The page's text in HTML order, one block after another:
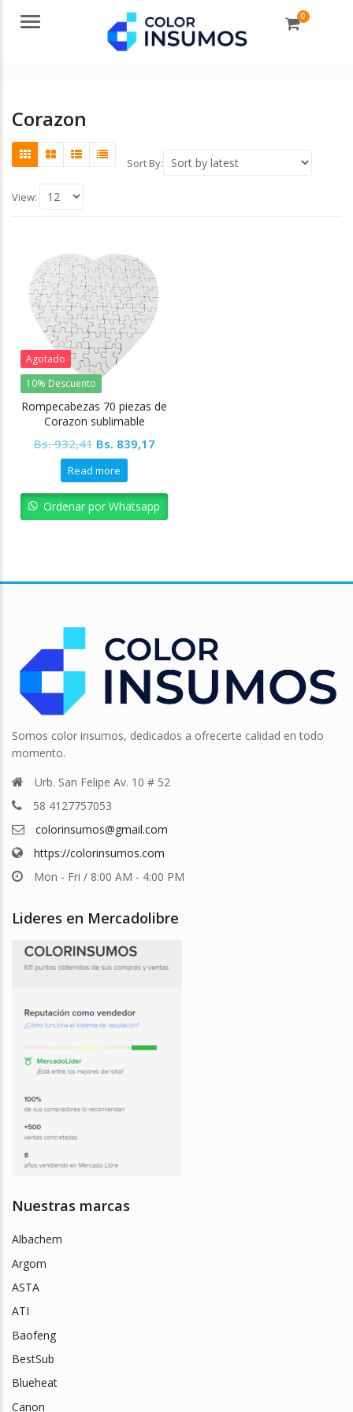
Menu 0
Corazon
Sort By:
View:
Agotado
10% Descuento
Rompecabezas 70 piezas de
Corazon sublimable
Bs.932,41 Original
price
was:
Bs. 932,41.
Bs. 839,17Current
Bs. 839,17.
Read more
Ordenar por Whatsapp
Somos color insumos, dedicados a ofrecerte calidad en todo
momento.
Urb. San Felipe Av. 10 # 52
58 4127757053
colorinsumos@gmail.com
https://colorinsumos.com
Mon - Fri / 8:00 AM - 4:00 PM
Lideres en Mercadolibre
Nuestras marcas
Albachem
Argom
ASTA
ATI
Baofeng
BestSub
Blueheat
Canon